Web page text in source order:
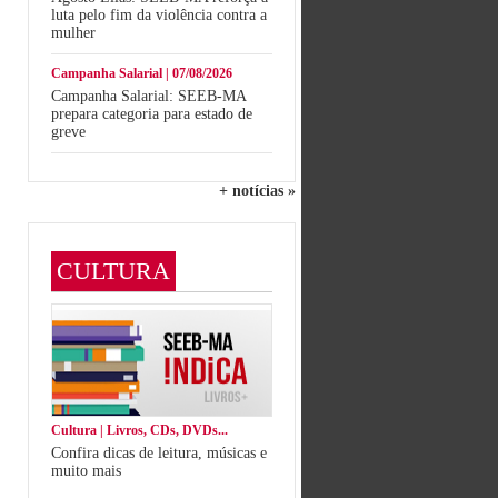
luta pelo fim da violência contra a
mulher
Campanha Salarial | 07/08/2026
Campanha Salarial: SEEB-MA
prepara categoria para estado de
greve
+ notícias »
CULTURA
Cultura | Livros, CDs, DVDs...
Confira dicas de leitura, músicas e
muito mais